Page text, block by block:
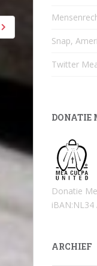
Snap,
Twitter
DONATIE
Donatie
iBAN:NL34
ARCHIEF